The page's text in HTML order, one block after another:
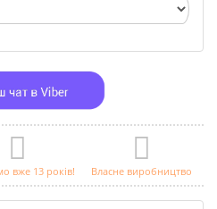
вже 13 років! Власне виробництво